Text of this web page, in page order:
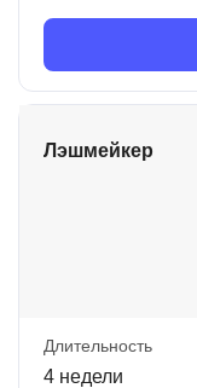
Лэшмейкер
Длительность
4 недели